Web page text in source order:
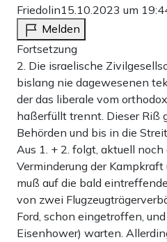
Friedolin15.10.2023 um
Melden
Fortsetzung
2. Die israelische
bislang nie dagewesenen
der das liberale vom
haßerfüllt trennt. Dieser Riß
Behörden und bis in die
Aus 1. + 2. folgt, aktuell
Verminderung der Kampkraft
muß auf die bald
von zwei
Ford, schon eingetroffen,
Eisenhower) warten.